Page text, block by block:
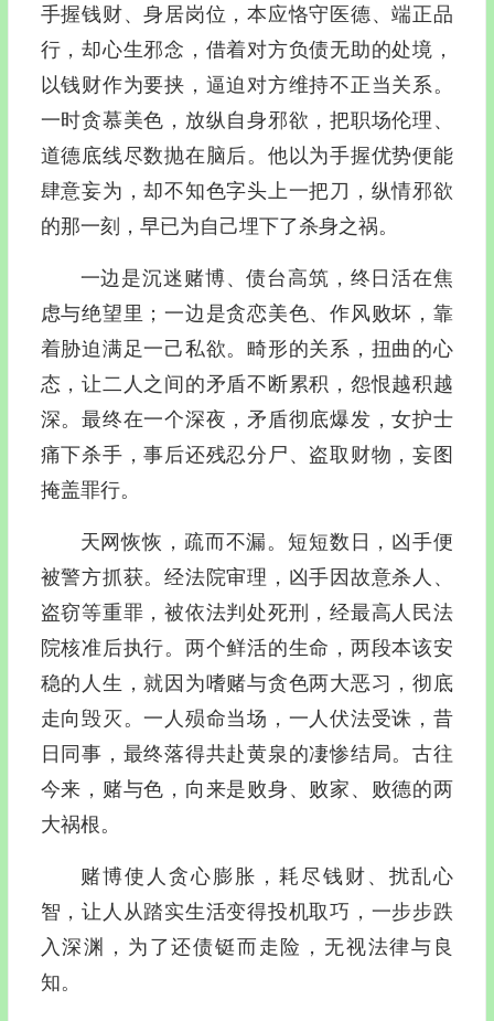
手握钱财、身居岗位，本应恪守医德、端正品
行，却心生邪念，借着对方负债无助的处境，
以钱财作为要挟，逼迫对方维持不正当关系。
一时贪慕美色，放纵自身邪欲，把职场伦理、
道德底线尽数抛在脑后。他以为手握优势便能
肆意妄为，却不知色字头上一把刀，纵情邪欲
的那一刻，早已为自己埋下了杀身之祸。
一边是沉迷赌博、债台高筑，终日活在焦
虑与绝望里；一边是贪恋美色、作风败坏，靠
着胁迫满足一己私欲。畸形的关系，扭曲的心
态，让二人之间的矛盾不断累积，怨恨越积越
深。最终在一个深夜，矛盾彻底爆发，女护士
痛下杀手，事后还残忍分尸、盗取财物，妄图
掩盖罪行。
天网恢恢，疏而不漏。短短数日，凶手便
被警方抓获。经法院审理，凶手因故意杀人、
盗窃等重罪，被依法判处死刑，经最高人民法
院核准后执行。两个鲜活的生命，两段本该安
稳的人生，就因为嗜赌与贪色两大恶习，彻底
走向毁灭。一人殒命当场，一人伏法受诛，昔
日同事，最终落得共赴黄泉的凄惨结局。古往
今来，赌与色，向来是败身、败家、败德的两
大祸根。
赌博使人贪心膨胀，耗尽钱财、扰乱心
智，让人从踏实生活变得投机取巧，一步步跌
入深渊，为了还债铤而走险，无视法律与良
知。